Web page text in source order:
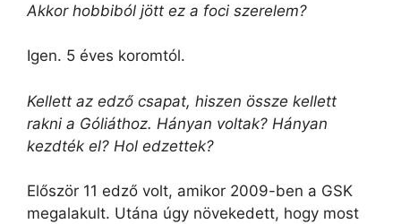
Akkor hobbiból jött ez a foci szerelem?
Igen. 5 éves koromtól.
Kellett az edző csapat, hiszen össze kellett
rakni a Góliáthoz. Hányan voltak? Hányan
kezdték el? Hol edzettek?
Először 11 edző volt, amikor 2009-ben a GSK
megalakult. Utána úgy növekedett, hogy most